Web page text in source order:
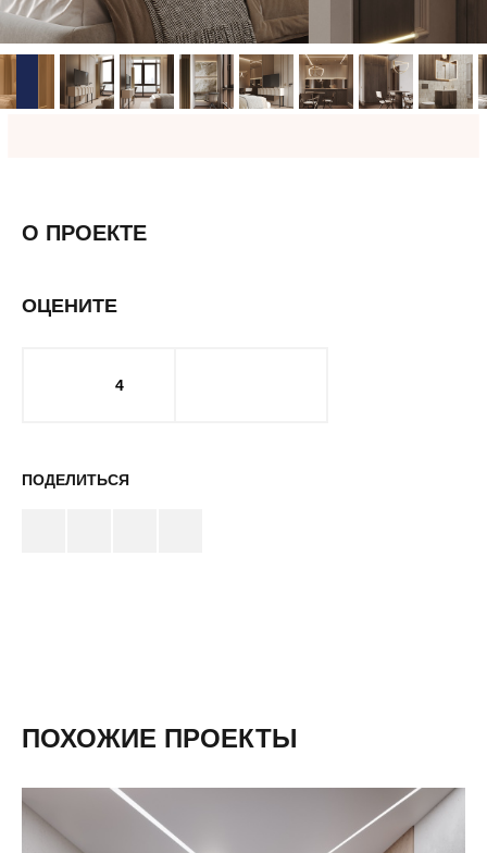
О ПРОЕКТЕ
ОЦЕНИТЕ
4
ПОДЕЛИТЬСЯ
ПОХОЖИЕ ПРОЕКТЫ